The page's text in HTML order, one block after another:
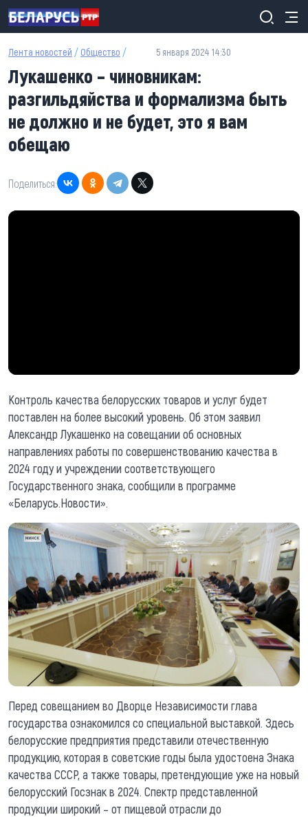
Перейти к основному содержанию
Лента новостей / Общество / 5 января 2024 14:30
Лукашенко – чиновникам:
разгильдяйства и формализма быть
не должно и не будет, это я вам
обещаю
Поделиться:
Контроль качества белорусских товаров и услуг будет
поставлен на более высокий уровень. Об этом заявил
Александр Лукашенко на совещании об основных
направлениях работы по совершенствованию качества в
2024 году и учреждении соответствующего
Государственного знака, сообщили в программе
«Беларусь.Новости».
Перед совещанием во Дворце Независимости глава
государства ознакомился со специальной выставкой. Здесь
белорусские предприятия представили отечественную
продукцию, которая в советские годы была удостоена Знака
качества СССР, а также товары, претендующие уже на новый
белорусский Госзнак в 2024. Спектр представленной
продукции широкий – от пищевой отрасли до